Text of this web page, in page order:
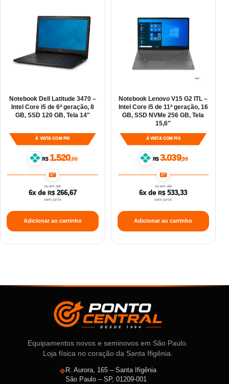
Notebook Dell Latitude 3470 –
Intel Core i5 de 6ª geração, 8
GB, SSD 120 GB, Tela 14″
À VISTA COM PIX
R$ 1.520,00
ou em até
6x de R$266,67
sem juros
Adicionar ao carrinho
Notebook Lenovo V15 G2 ITL –
Intel Core i5 de 11ª geração, 16
GB, SSD NVMe 256 GB, Tela
15,6″
À VISTA COM PIX
R$3.039,99
ou em até
6x deR$533,33
sem juros
Adicionar ao carrinho
Equipamentos novos e seminovos em São Paulo.
Loja física no coração da Santa Ifigênia.
⌖R. Aurora, 165 – Santa Ifigênia
São Paulo – SP, 01209-001